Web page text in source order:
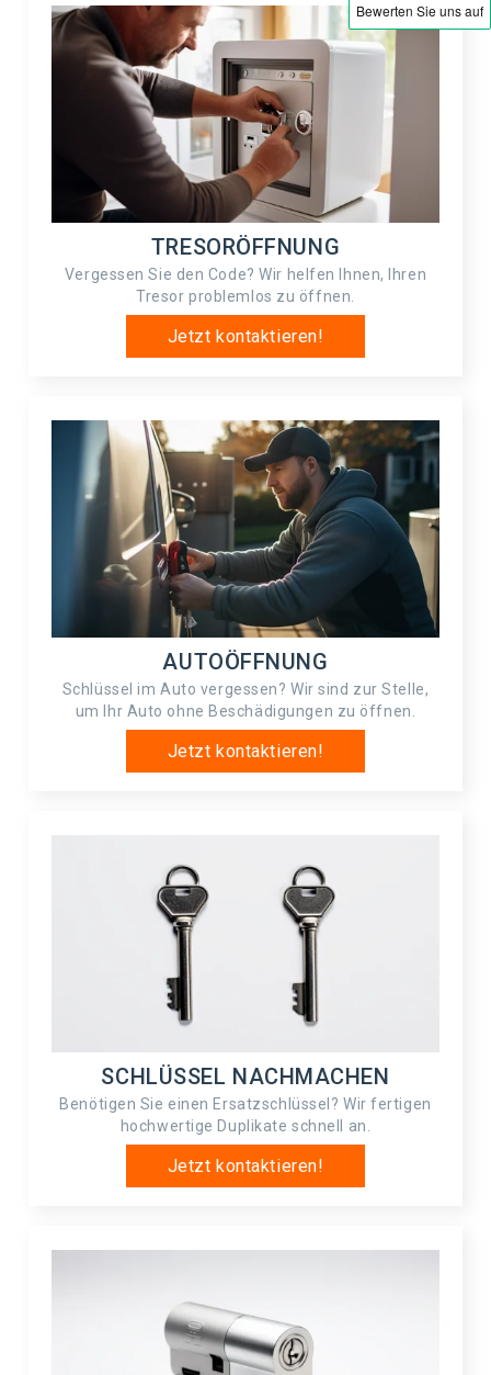
TRESORÖFFNUNG
Vergessen Sie den Code? Wir helfen Ihnen, Ihren
Tresor problemlos zu öffnen.
Jetzt kontaktieren!
AUTOÖFFNUNG
Schlüssel im Auto vergessen? Wir sind zur Stelle,
um Ihr Auto ohne Beschädigungen zu öffnen.
Jetzt kontaktieren!
SCHLÜSSEL NACHMACHEN
Benötigen Sie einen Ersatzschlüssel? Wir fertigen
hochwertige Duplikate schnell an.
Jetzt kontaktieren!